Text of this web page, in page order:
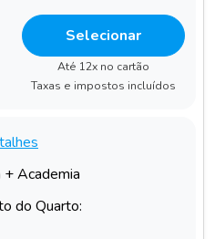
Selecionar
Até 12x no cartão
Taxas e impostos incluídos
Academia
do Quarto: